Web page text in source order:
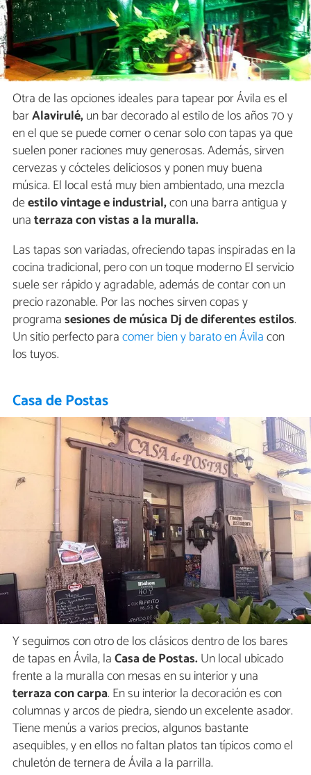
Otra de las opciones ideales para tapear por Ávila es el
barAlavirulé,un bar decorado al estilo de los años 70 y
en el que se puede comer o cenar solo con tapas ya que
suelen poner raciones muy generosas. Además, sirven
cervezas y cócteles deliciosos y ponen muy buena
música. El local está muy bien ambientado, una mezcla
deestilo vintage e industrial,con una barra antigua y
unaterraza con vistas a la muralla.
Las tapas son variadas, ofreciendo tapas inspiradas en la
cocina tradicional, pero con un toque moderno El servicio
suele ser rápido y agradable, además de contar con un
precio razonable. Por las noches sirven copas y
programasesiones de música Dj de diferentes estilos.
Un sitio perfecto paracomer bien y barato en Ávilacon
los tuyos.
Casa de Postas
Y seguimos con otro de los clásicos dentro de los bares
de tapas en Ávila, laCasa de Postas.Un local ubicado
frente a la muralla con mesas en su interior y una
terraza con carpa. En su interior la decoración es con
columnas y arcos de piedra, siendo un excelente asador.
Tiene menús a varios precios, algunos bastante
asequibles, y en ellos no faltan platos tan típicos como el
chuletón de ternera de Ávila a la parrilla.